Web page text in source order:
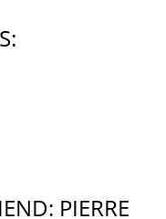
PIERRE